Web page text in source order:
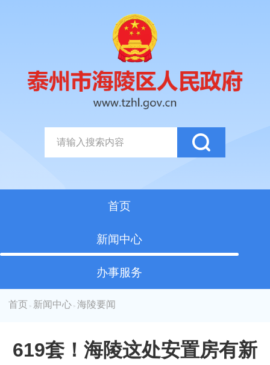
首页
新闻中心
办事服务
首页 > 新闻中心 > 海陵要闻
619套！海陵这处安置房有新